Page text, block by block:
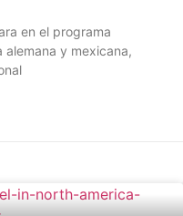
en el programa
alemana y mexicana,